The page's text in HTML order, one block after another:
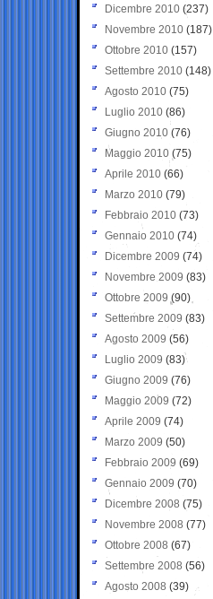
Dicembre 2010 (237)
Novembre 2010 (187)
Ottobre 2010 (157)
Settembre 2010 (148)
Agosto 2010 (75)
Luglio 2010 (86)
Giugno 2010 (76)
Maggio 2010 (75)
Aprile 2010 (66)
Marzo 2010 (79)
Febbraio 2010 (73)
Gennaio 2010 (74)
Dicembre 2009 (74)
Novembre 2009 (83)
Ottobre 2009 (90)
Settembre 2009 (83)
Agosto 2009 (56)
Luglio 2009 (83)
Giugno 2009 (76)
Maggio 2009 (72)
Aprile 2009 (74)
Marzo 2009 (50)
Febbraio 2009 (69)
Gennaio 2009 (70)
Dicembre 2008 (75)
Novembre 2008 (77)
Ottobre 2008 (67)
Settembre 2008 (56)
Agosto 2008 (39)